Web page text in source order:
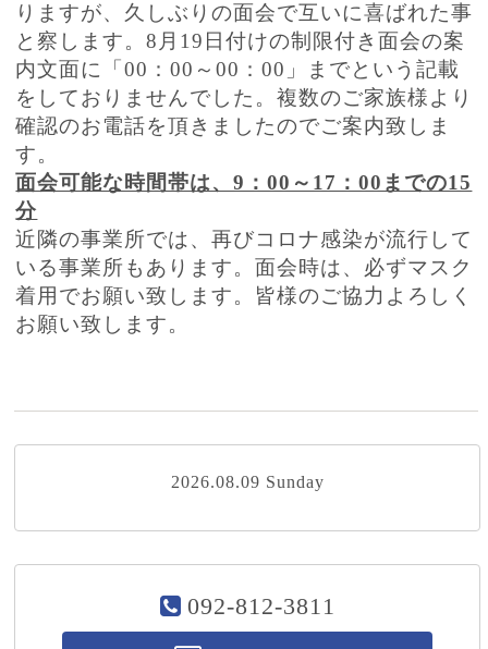
りますが、久しぶりの面会で互いに喜ばれた事
と察します。8月19日付けの制限付き面会の案
内文面に「00：00～00：00」までという記載
をしておりませんでした。複数のご家族様より
確認のお電話を頂きましたのでご案内致しま
す。
面会可能な時間帯は、9：00～17：00までの15
分
近隣の事業所では、再びコロナ感染が流行して
いる事業所もあります。面会時は、必ずマスク
着用でお願い致します。皆様のご協力よろしく
お願い致します。
2026.08.09 Sunday
092-812-3811